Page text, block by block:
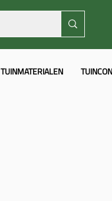
TUINMATERIALEN